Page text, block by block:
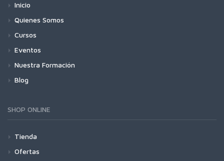
Inicio
Quienes Somos
Cursos
Eventos
Nuestra Formación
Blog
SHOP ONLINE
Tienda
Ofertas